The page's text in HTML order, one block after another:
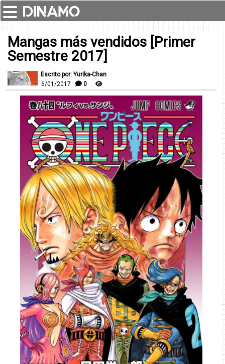
Mangas más vendidos [Primer
Semestre 2017]
Escrito por: Yurika-Chan
6/01/2017
0